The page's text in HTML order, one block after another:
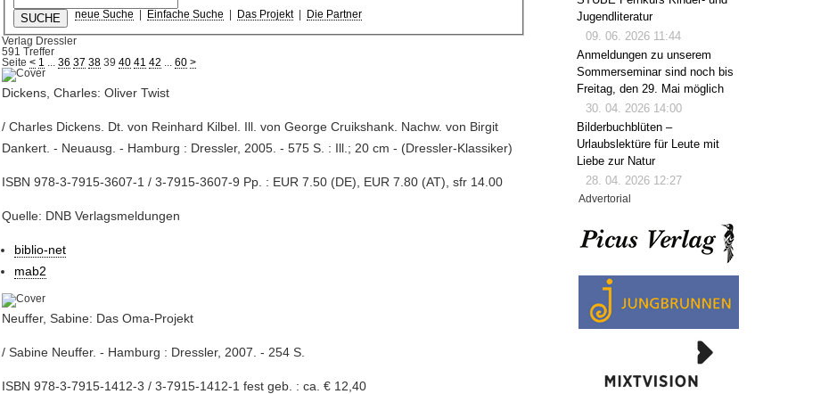
neue Suche Einfache Suche Das Projekt| Die Partner
Verlag Dressler
591 Treffer
Seite< 1 ...36 37 38 39 40 41 42 ...60 >
Dickens, Charles: Oliver Twist
/ Charles Dickens. Dt. von Reinhard Kilbel. Ill. von George Cruikshank. Nachw. von Birgit
Dankert. - Neuausg. - Hamburg : Dressler, 2005. - 575 S. : Ill.; 20 cm - (Dressler-Klassiker)
ISBN 978-3-7915-3607-1 / 3-7915-3607-9 Pp. : EUR 7.50 (DE), EUR 7.80 (AT), sfr 14.00
Quelle: DNB Verlagsmeldungen
biblio-net
mab2
Neuffer, Sabine: Das Oma-Projekt
/ Sabine Neuffer. - Hamburg : Dressler, 2007. - 254 S.
ISBN 978-3-7915-1412-3 / 3-7915-1412-1 fest geb. : ca. € 12,40
Jugendliteratur
09. 06. 2026 11:44
Anmeldungen zu unserem
Sommerseminar sind noch bis
Freitag, den 29. Mai möglich
30. 04. 2026 14:00
Bilderbuchblüten –
Urlaubslektüre für Leute mit
Liebe zur Natur
28. 04. 2026 12:27
Advertorial